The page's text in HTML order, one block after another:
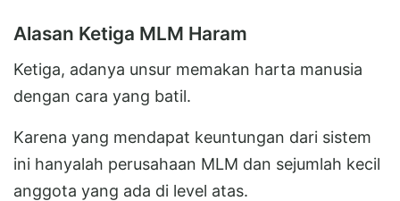
Alasan Ketiga MLM Haram
Ketiga, adanya unsur memakan harta manusia
dengan cara yang batil.
Karena yang mendapat keuntungan dari sistem
ini hanyalah perusahaan MLM dan sejumlah kecil
anggota yang ada di level atas.